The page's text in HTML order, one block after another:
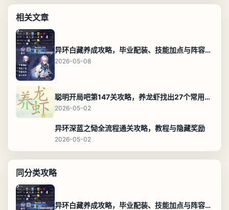
相关文章
异环白藏养成攻略，毕业配装、技能加点与阵容搭配保姆级解析
2026-05-08
聪明开局吧第147关攻略，养龙虾找出27个常用字通关答案
2026-05-02
异环深蓝之恸全流程通关攻略，教程与隐藏奖励
2026-05-02
同分类攻略
异环白藏养成攻略，毕业配装、技能加点与阵容搭配保姆级解析